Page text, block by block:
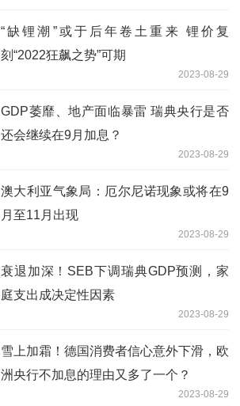
“缺锂潮”或于后年卷土重来 锂价复
刻“2022狂飙之势”可期
2023-08-29
GDP萎靡、地产面临暴雷 瑞典央行是否
还会继续在9月加息？
2023-08-29
澳大利亚气象局：厄尔尼诺现象或将在9
月至11月出现
2023-08-29
衰退加深！SEB下调瑞典GDP预测，家
庭支出成决定性因素
2023-08-29
雪上加霜！德国消费者信心意外下滑，欧
洲央行不加息的理由又多了一个？
2023-08-29